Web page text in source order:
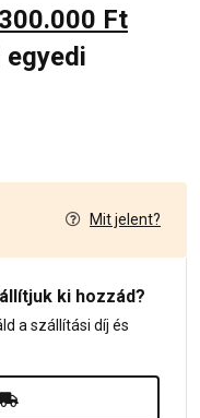
300.000 Ft
Mit jelent?
ki hozzád?
a szállítási díj és